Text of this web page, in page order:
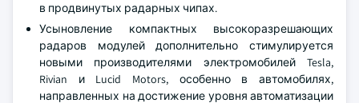
в продвинутых радарных чипах.
Усыновление компактных высокоразрешающих
радаров модулей дополнительно стимулируется
новыми производителями электромобилей Tesla,
Rivian и Lucid Motors, особенно в автомобилях,
направленных на достижение уровня автоматизации